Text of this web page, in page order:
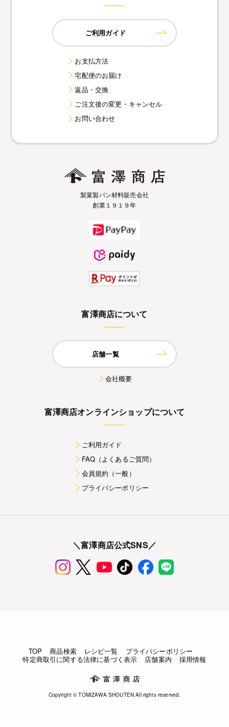
ご利用ガイド
お支払方法
宅配便のお届け
返品・交換
ご注文後の変更・キャンセル
お問い合わせ
製菓製パン材料販売会社
創業１９１９年
富澤商店について
店舗一覧
会社概要
富澤商店オンラインショップについて
ご利用ガイド
FAQ（よくあるご質問）
会員規約（一般）
プライバシーポリシー
＼富澤商店公式SNS／
TOP 商品検索 レシピ一覧
プライバシーポリシー
特定商取引に関する法律に基づく表示
店舗案内 採用情報
Copyright © TOMIZAWA SHOUTEN All rights reserved.